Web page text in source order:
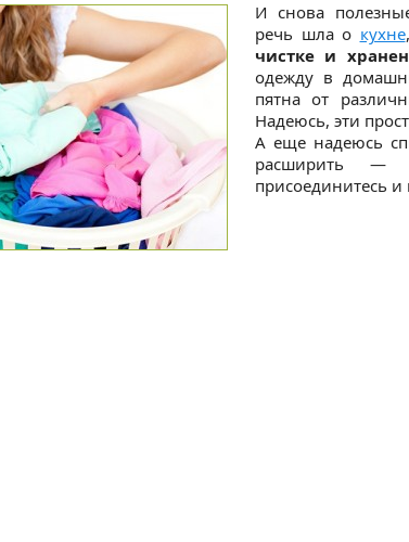
И снова
речь шла о кухне
чистке и
одежду в
пятна от
Надеюсь, эти
А еще надеюсь
расширить —
присоединитесь